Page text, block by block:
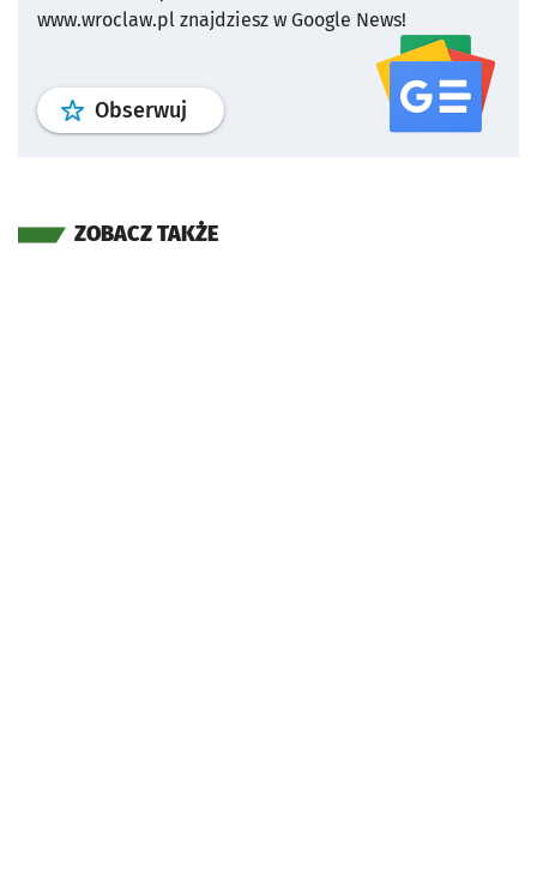
www.wroclaw.pl znajdziesz w Google News!
Obserwuj profil serwisu
ZOBACZ TAKŻE